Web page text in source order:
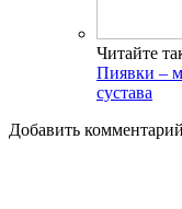
Читайте
Пиявки –
сустава
Добавить комментарий